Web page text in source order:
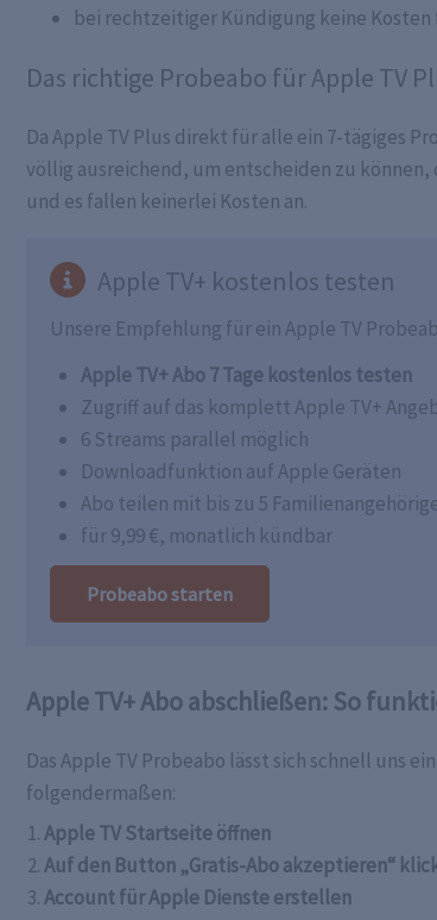
bei rechtzeitiger Kündigung keine
Das richtige Probeabo für Apple TV
Da Apple TV Plus direkt für alle ein 7-tägiges
völlig ausreichend, um entscheiden zu
und es fallen keinerlei Kosten an.
Apple TV+ kostenlos testen
Unsere Empfehlung für ein Apple TV
Apple TV+ Abo 7 Tage kostenlos testen
Zugriff auf das komplett Apple TV+
6 Streams parallel möglich
Downloadfunktion auf Apple Geräten
Abo teilen mit bis zu 5
für 9,99 €, monatlich kündbar
Probeabo starten
Apple TV+ Abo abschließen: So
Das Apple TV Probeabo lässt sich schnell uns
folgendermaßen:
Apple TV Startseite öffnen
Auf den Button „Gratis-Abo akzeptieren“
Account für Apple Dienste erstellen